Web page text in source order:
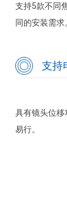
支持5款不同
同的安装需求
支持
具有镜头位
易行。